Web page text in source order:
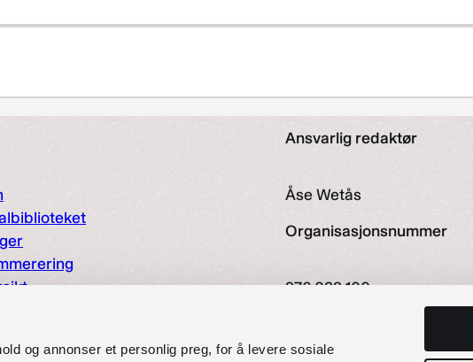
og annonser et personlig preg, for å levere sosiale
Ansvarlig redaktør
Åse Wetås
Organisasjonsnummer
976 029 100